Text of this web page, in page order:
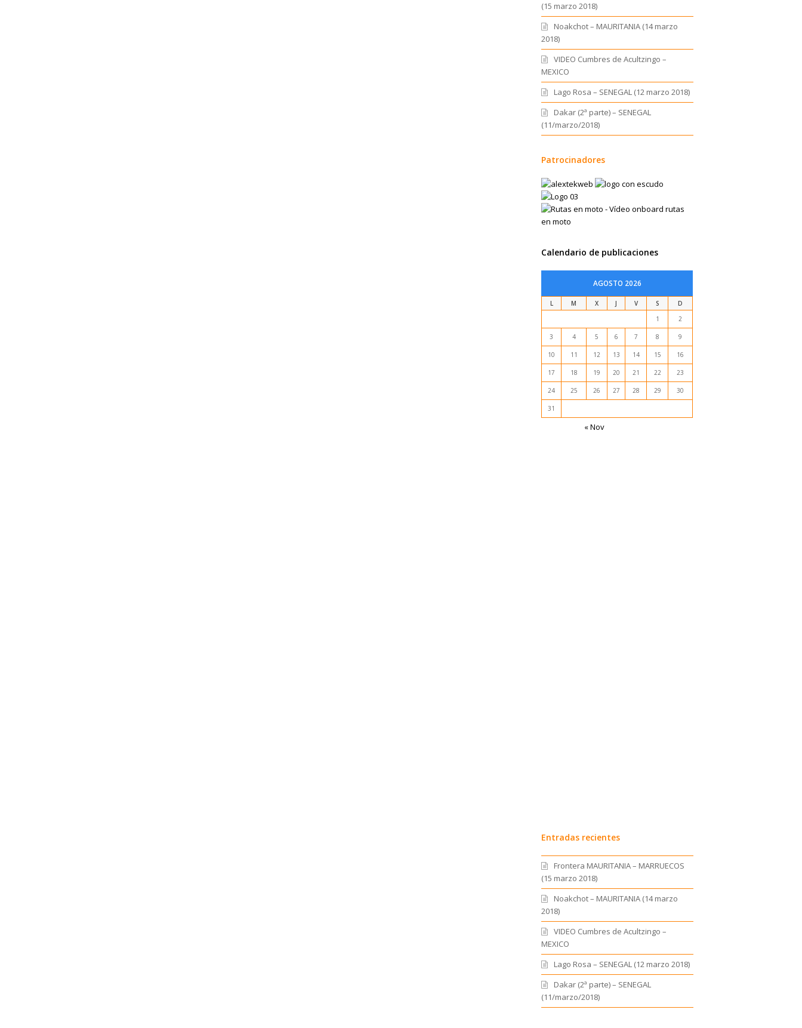
(15 marzo 2018)
Noakchot – MAURITANIA (14 marzo
2018)
VIDEO Cumbres de Acultzingo –
MEXICO
Lago Rosa – SENEGAL (12 marzo 2018)
Dakar (2ª parte) – SENEGAL
(11/marzo/2018)
Patrocinadores
Calendario de publicaciones
AGOSTO 2026
L M X J V S
D
1
2
3 4 5 6 7 8 9
10 11 12 13 14 15 16
17 18 19 20 21 22 23
24 25 26 27 28 29 30
31
« Nov
Entradas recientes
Frontera MAURITANIA – MARRUECOS
(15 marzo 2018)
Noakchot – MAURITANIA (14 marzo
2018)
VIDEO Cumbres de Acultzingo –
MEXICO
Lago Rosa – SENEGAL (12 marzo 2018)
Dakar (2ª parte) – SENEGAL
(11/marzo/2018)